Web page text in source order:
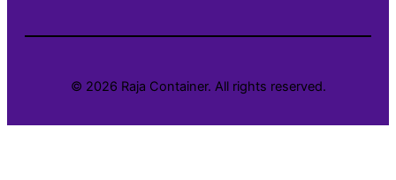
© 2026 Raja Container. All rights reserved.